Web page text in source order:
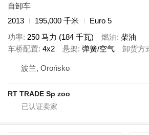
自卸车
2013
195,000 千米
Euro 5
功率 250 马力 (184 千瓦) 燃油 柴油
车桥配置 4x2 悬架 弹簧/空气 卸货方
波兰, Orońsko
RT TRADE Sp zoo